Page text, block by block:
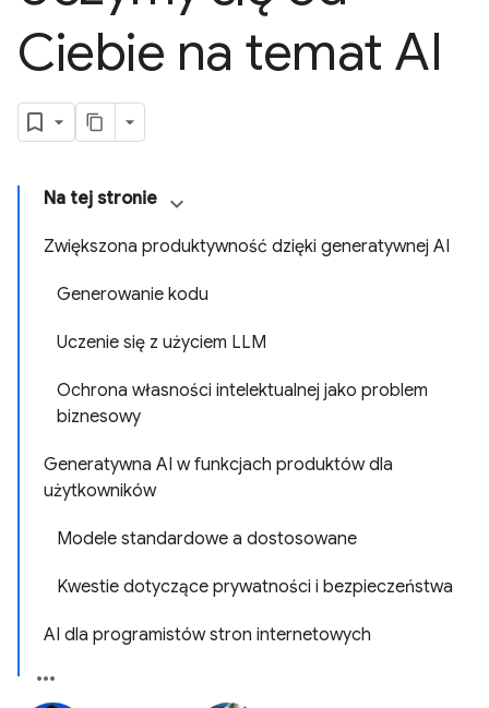
Ciebie na temat AI
Na tej stronie
Zwiększona produktywność dzięki generatywnej AI
Generowanie kodu
Uczenie się z użyciem LLM
Ochrona własności intelektualnej jako problem
biznesowy
Generatywna AI w funkcjach produktów dla
użytkowników
Modele standardowe a dostosowane
Kwestie dotyczące prywatności i bezpieczeństwa
AI dla programistów stron internetowych